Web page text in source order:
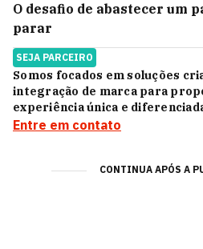
O desafio de abastecer um
parar
SEJA PARCEIRO
Somos focados em soluções
integração de marca para
experiência única e
Entre em contato
CONTINUA APÓS A